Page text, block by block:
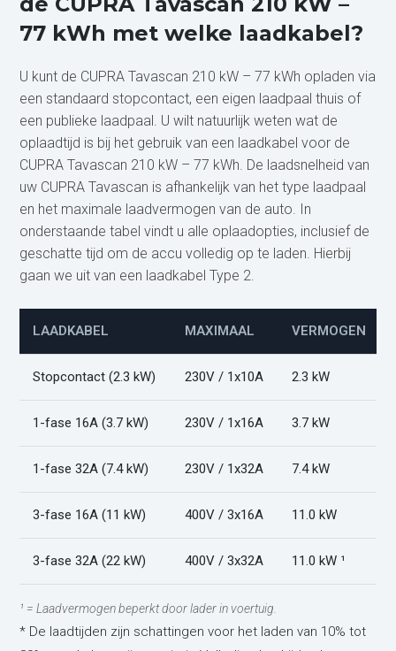
77 kWh met welke laadkabel?
U kunt de CUPRA Tavascan 210 kW – 77 kWh opladen via
een standaard stopcontact, een eigen laadpaal thuis of
een publieke laadpaal. U wilt natuurlijk weten wat de
oplaadtijd is bij het gebruik van een laadkabel voor de
CUPRA Tavascan 210 kW – 77 kWh. De laadsnelheid van
uw CUPRA Tavascan is afhankelijk van het type laadpaal
en het maximale laadvermogen van de auto. In
onderstaande tabel vindt u alle oplaadopties, inclusief de
geschatte tijd om de accu volledig op te laden. Hierbij
gaan we uit van een laadkabel Type 2.
LAADKABEL MAXIMAAL VERMOGEN
Stopcontact (2.3 kW) 230V / 1x10A 2.3 kW
1-fase 16A (3.7 kW) 230V / 1x16A 3.7 kW
1-fase 32A (7.4 kW) 230V / 1x32A 7.4 kW
3-fase 16A (11 kW) 400V / 3x16A 11.0 kW
3-fase 32A (22 kW) 400V / 3x32A 11.0 kW ¹
¹ = Laadvermogen beperkt door lader in voertuig.
* De laadtijden zijn schattingen voor het laden van 10% tot